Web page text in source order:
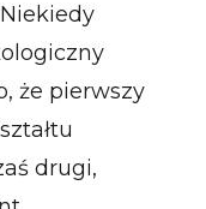
że pierwszy
drugi,